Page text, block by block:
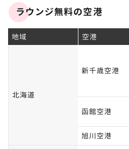
ラウンジ無料の空港
地域 空港
北海道
新千歳空港
函館空港
旭川空港